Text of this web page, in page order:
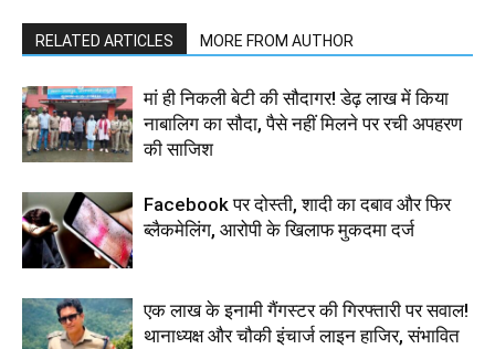
RELATED ARTICLES MORE FROM AUTHOR
मां ही निकली बेटी की सौदागर! डेढ़ लाख में किया
नाबालिग का सौदा, पैसे नहीं मिलने पर रची अपहरण
की साजिश
Facebook पर दोस्ती, शादी का दबाव और फिर
ब्लैकमेलिंग, आरोपी के खिलाफ मुकदमा दर्ज
एक लाख के इनामी गैंगस्टर की गिरफ्तारी पर सवाल!
थानाध्यक्ष और चौकी इंचार्ज लाइन हाजिर, संभावित